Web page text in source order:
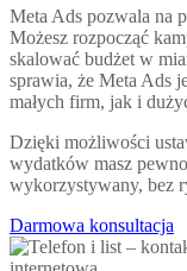
Meta Ads pozwala na
Możesz rozpocząć
skalować budżet w
sprawia, że Meta Ads
małych firm, jak i
Dzięki możliwości
wydatków masz
wykorzystywany, bez
Darmowa konsultacja